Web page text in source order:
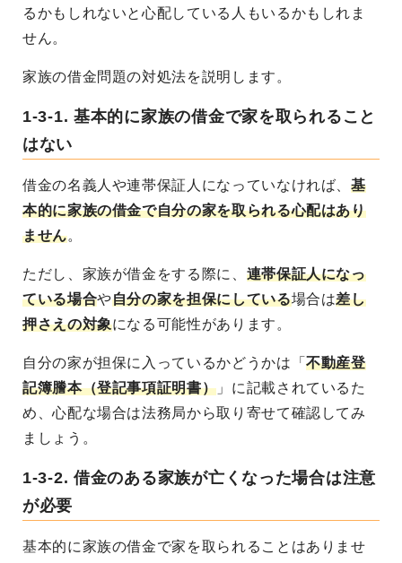
るかもしれないと心配している人もいるかもしれま
せん。
家族の借金問題の対処法を説明します。
1-3-1. 基本的に家族の借金で家を取られること
はない
借金の名義人や連帯保証人になっていなければ、基
本的に家族の借金で自分の家を取られる心配はあり
ません。
ただし、家族が借金をする際に、 連帯保証人になっ
ている場合や自分の家を担保にしている場合は差し
押さえの対象になる可能性があります。
自分の家が担保に入っているかどうかは「不動産登
記簿謄本（登記事項証明書） 」に記載されているた
め、心配な場合は法務局から取り寄せて確認してみ
ましょう。
1-3-2. 借金のある家族が亡くなった場合は注意
が必要
基本的に家族の借金で家を取られることはありませ